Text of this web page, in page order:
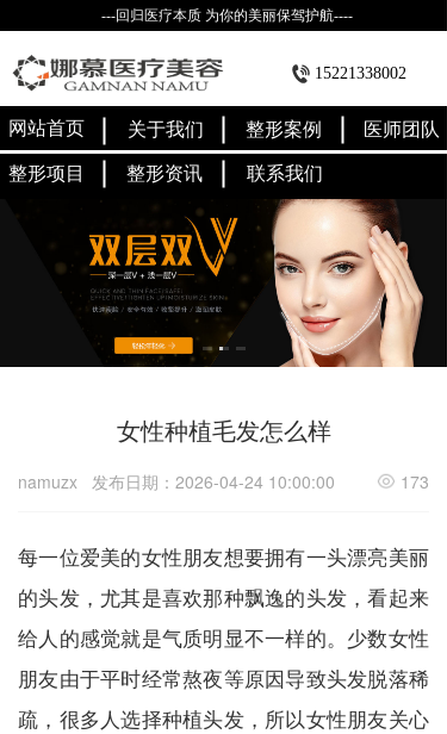
---回归医疗本质 为你的美丽保驾护航----
15221338002
网站首页 关于我们 医师团队
整形案例
整形项目 整形资讯 联系我们
女性种植毛发怎么样
namuzx 发布日期：2026-04-24 10:00:00 173
每一位爱美的女性朋友想要拥有一头漂亮美丽
的头发，尤其是喜欢那种飘逸的头发，看起来
给人的感觉就是气质明显不一样的。少数女性
朋友由于平时经常熬夜等原因导致头发脱落稀
疏，很多人选择种植头发，所以女性朋友关心